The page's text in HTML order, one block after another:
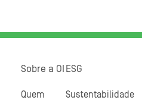
Sobre a OI
Quem
ESG
Sustentabilidade